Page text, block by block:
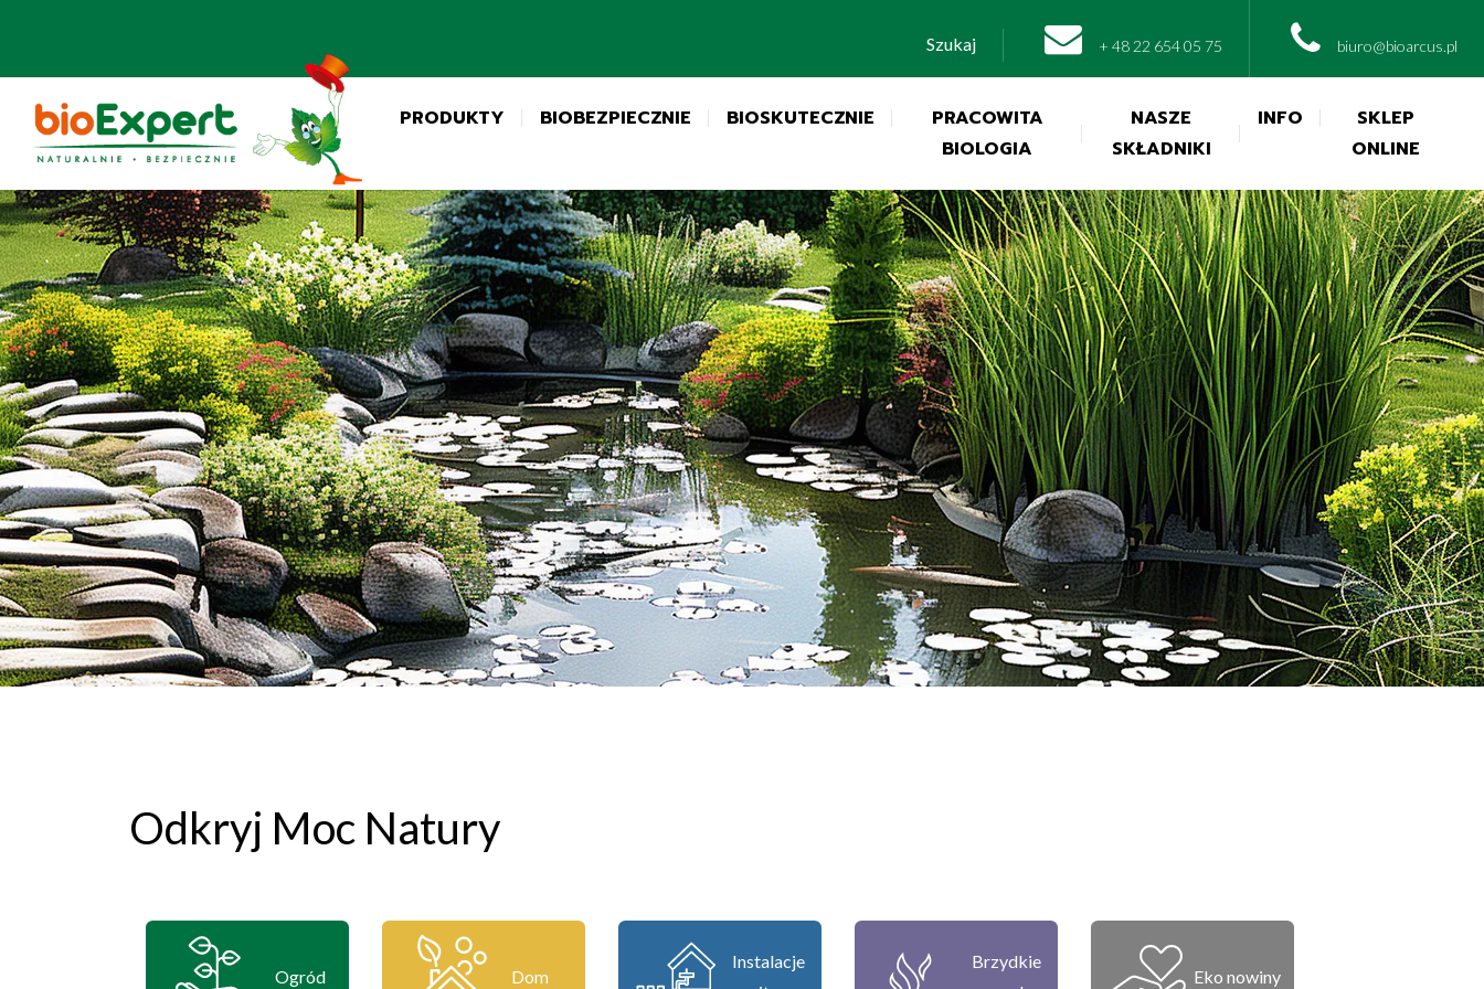
Szukaj + 48 22 654 05 75 biuro@bioarcus.pl
PRODUKTY BIOBEZPIECZNIE BIOSKUTECZNIE
PRACOWITA
BIOLOGIA
NASZE
SKŁADNIKI
INFO
SKLEP
ONLINE
Odkryj Moc Natury
Ogród Dom
Instalacje
Brzydkie
Eko nowiny